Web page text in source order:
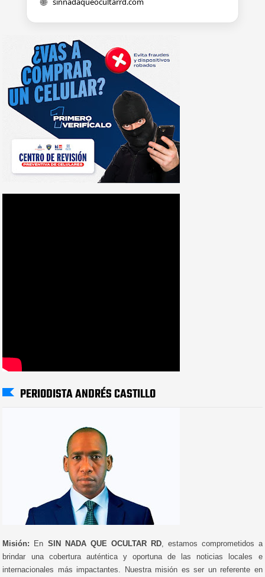
PERIODISTA ANDRÉS CASTILLO
Misión: En SIN NADA QUE OCULTAR RD, estamos comprometidos a
brindar una cobertura auténtica y oportuna de las noticias locales e
internacionales más impactantes. Nuestra misión es ser un referente en